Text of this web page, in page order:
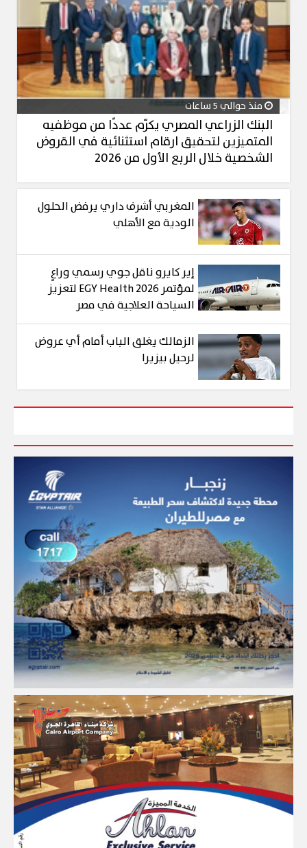
منذ حوالي 5 ساعات
البنك الزراعي المصري يكرّم عددًا من موظفيه
المتميزين لتحقيق ارقام استثنائية في القروض
الشخصية خلال الربع الأول من 2026
المغربي أشرف داري يرفض الحلول
الودية مع الأهلي
إير كايرو ناقل جوي رسمي وراعٍ
لمؤتمر EGY Health 2026 لتعزيز
السياحة العلاجية في مصر
الزمالك يغلق الباب أمام أي عروض
لرحيل بيزيرا